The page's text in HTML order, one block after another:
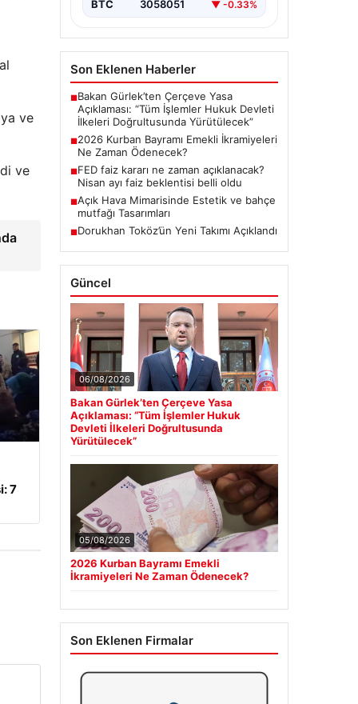
ve
ve
7
BTC 3058051 ▼ -0.33%
Son Eklenen Haberler
■Bakan Gürlek’ten Çerçeve Yasa
Açıklaması: “Tüm İşlemler Hukuk Devleti
İlkeleri Doğrultusunda Yürütülecek”
■2026 Kurban Bayramı Emekli İkramiyeleri
Ne Zaman Ödenecek?
■FED faiz kararı ne zaman açıklanacak?
Nisan ayı faiz beklentisi belli oldu
■Açık Hava Mimarisinde Estetik ve bahçe
mutfağı Tasarımları
■Dorukhan Toköz’ün Yeni Takımı Açıklandı
Güncel
06/08/2026
Bakan Gürlek’ten Çerçeve Yasa
Açıklaması: “Tüm İşlemler Hukuk
Devleti İlkeleri Doğrultusunda
Yürütülecek”
05/08/2026
2026 Kurban Bayramı Emekli
İkramiyeleri Ne Zaman Ödenecek?
Son Eklenen Firmalar